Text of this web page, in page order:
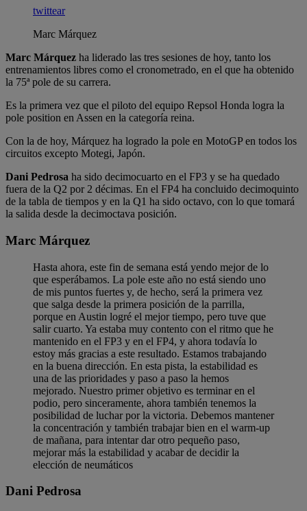
twittear
Marc Márquez
Marc Márquez ha liderado las tres sesiones de hoy, tanto los
entrenamientos libres como el cronometrado, en el que ha obtenido
la 75ª pole de su carrera.
Es la primera vez que el piloto del equipo Repsol Honda logra la
pole position en Assen en la categoría reina.
Con la de hoy, Márquez ha logrado la pole en MotoGP en todos los
circuitos excepto Motegi, Japón.
Dani Pedrosa ha sido decimocuarto en el FP3 y se ha quedado
fuera de la Q2 por 2 décimas. En el FP4 ha concluido decimoquinto
de la tabla de tiempos y en la Q1 ha sido octavo, con lo que tomará
la salida desde la decimoctava posición.
Marc Márquez
Hasta ahora, este fin de semana está yendo mejor de lo
que esperábamos. La pole este año no está siendo uno
de mis puntos fuertes y, de hecho, será la primera vez
que salga desde la primera posición de la parrilla,
porque en Austin logré el mejor tiempo, pero tuve que
salir cuarto. Ya estaba muy contento con el ritmo que he
mantenido en el FP3 y en el FP4, y ahora todavía lo
estoy más gracias a este resultado. Estamos trabajando
en la buena dirección. En esta pista, la estabilidad es
una de las prioridades y paso a paso la hemos
mejorado. Nuestro primer objetivo es terminar en el
podio, pero sinceramente, ahora también tenemos la
posibilidad de luchar por la victoria. Debemos mantener
la concentración y también trabajar bien en el warm-up
de mañana, para intentar dar otro pequeño paso,
mejorar más la estabilidad y acabar de decidir la
elección de neumáticos
Dani Pedrosa